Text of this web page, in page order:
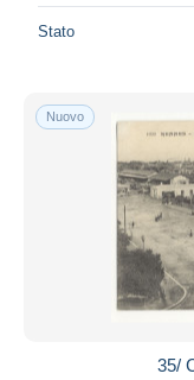
Stato
Nuovo
35/